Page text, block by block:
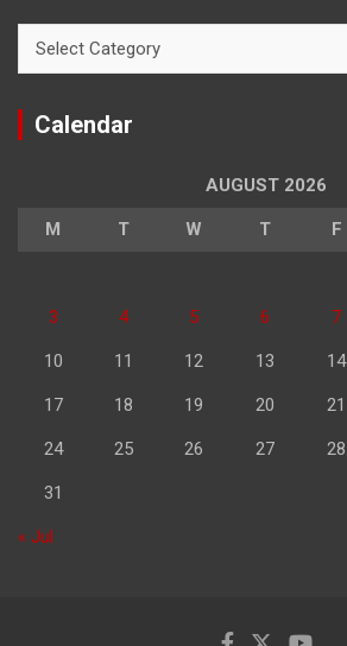
Calendar
AUGUST 2026
M T W T F
3 4 5 6 7
10 11 12 13 14
17 18 19 20 21
24 25 26 27 28
31
« Jul